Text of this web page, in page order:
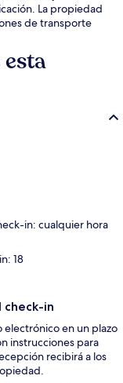
La propiedad
de transporte
in: cualquier hora
18
check-in
electrónico en un plazo
instrucciones para
recibirá a los